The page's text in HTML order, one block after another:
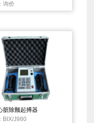
询价
脏除颤起搏器
BIX/J980